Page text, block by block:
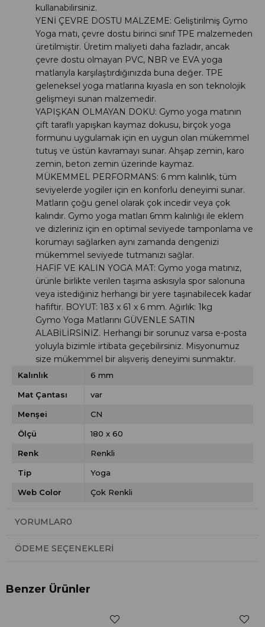
kullanabilirsiniz.
YENİ ÇEVRE DOSTU MALZEME: Geliştirilmiş Gymo
Yoga matı, çevre dostu birinci sınıf TPE malzemeden
üretilmiştir. Üretim maliyeti daha fazladır, ancak
çevre dostu olmayan PVC, NBR ve EVA yoga
matlarıyla karşılaştırdığınızda buna değer. TPE
geleneksel yoga matlarına kıyasla en son teknolojik
gelişmeyi sunan malzemedir.
YAPIŞKAN OLMAYAN DOKU: Gymo yoga matının
çift taraflı yapışkan kaymaz dokusu, birçok yoga
formunu uygulamak için en uygun olan mükemmel
tutuş ve üstün kavramayı sunar. Ahşap zemin, karo
zemin, beton zemin üzerinde kaymaz.
MÜKEMMEL PERFORMANS: 6 mm kalınlık, tüm
seviyelerde yogiler için en konforlu deneyimi sunar.
Matların çoğu genel olarak çok incedir veya çok
kalındır. Gymo yoga matları 6mm kalınlığı ile eklem
ve dizleriniz için en optimal seviyede tamponlama ve
korumayı sağlarken aynı zamanda dengenizi
mükemmel seviyede tutmanızı sağlar.
HAFİF VE KALIN YOGA MAT: Gymo yoga matınız,
ürünle birlikte verilen taşıma askısıyla spor salonuna
veya istediğiniz herhangi bir yere taşınabilecek kadar
hafiftir. BOYUT: 183 x 61 x 6 mm. Ağırlık: 1kg
Gymo Yoga Matlarını GÜVENLE SATIN
ALABİLİRSİNİZ. Herhangi bir sorunuz varsa e-posta
yoluyla bizimle irtibata geçebilirsiniz. Misyonumuz
size mükemmel bir alışveriş deneyimi sunmaktır.
Kalınlık 6 mm
Mat Çantası var
Menşei CN
Ölçü 180 x 60
Renk Renkli
Tip Yoga
Web Color Çok Renkli
YORUMLAR0
ÖDEME SEÇENEKLERI
Benzer Ürünler